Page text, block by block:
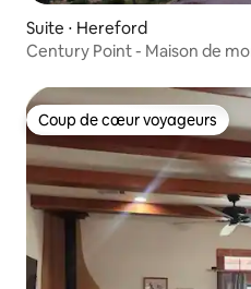
Suite ⋅ Hereford
Century Point - Maison de
Coup de cœur voyageurs
Coup de cœur voyageurs